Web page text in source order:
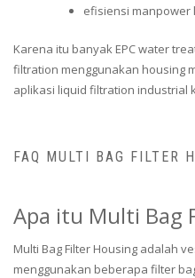
efisiensi manpower
Karena itu banyak EPC water
filtration menggunakan housing
aplikasi liquid filtration industrial
FAQ MULTI BAG FILTER
Apa itu Multi Bag
Multi Bag Filter Housing adalah
menggunakan beberapa filter